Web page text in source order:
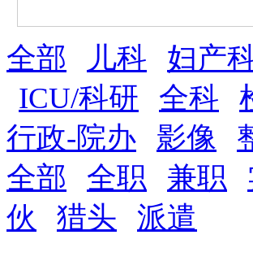
薪资与社保
五险 住房公积金
全勤奖 加班补助
法定节假日三薪 工龄奖
晋升与政策
8小时工作制 周末双休
全部 儿科 妇产
ICU/科研
全科
行政-院办
影像
全部
全职 兼职
伙
猎头 派遣